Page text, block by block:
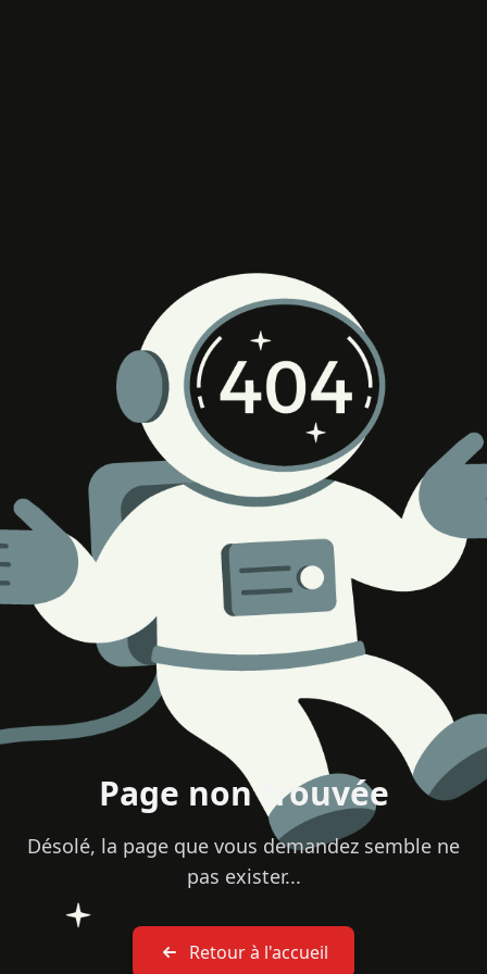
Page non trouvée
Désolé, la page que vous demandez semble ne
pas exister...
Retour à l'accueil